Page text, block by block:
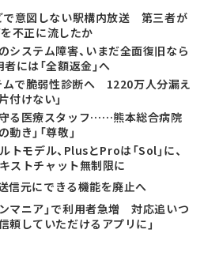
で意図しない駅構内放送 第三者が
不正に流したか
システム障害、いまだ全面復旧なら
には「全額返金」へ
ムで脆弱性診断へ 1220万人分漏え
付けない」
る医療スタッフ……熊本総合病院
き」「尊敬」
トモデル、PlusとProは「Sol」に、
ストチャット無制限に
信元にできる機能を廃止へ
マニア」で利用者急増 対応追いつ
していただけるアプリに」